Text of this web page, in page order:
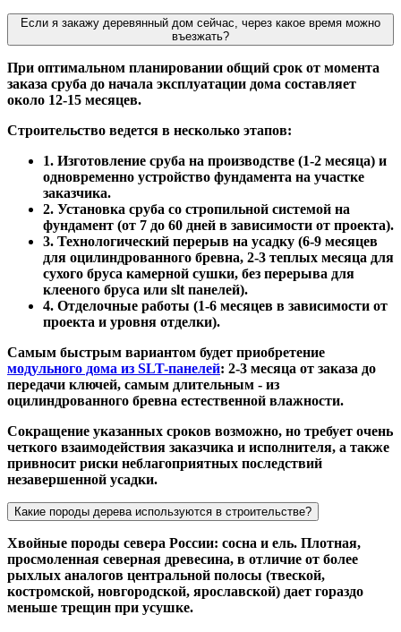
Если я закажу деревянный дом сейчас, через какое время можно
въезжать?
При оптимальном планировании общий срок от момента
заказа сруба до начала эксплуатации дома составляет
около 12-15 месяцев.
Строительство ведется в несколько этапов:
1. Изготовление сруба на производстве (1-2 месяца) и
одновременно устройство фундамента на участке
заказчика.
2. Установка сруба со стропильной системой на
фундамент (от 7 до 60 дней в зависимости от проекта).
3. Технологический перерыв на усадку (6-9 месяцев
для оцилиндрованного бревна, 2-3 теплых месяца для
сухого бруса камерной сушки, без перерыва для
клееного бруса или slt панелей).
4. Отделочные работы (1-6 месяцев в зависимости от
проекта и уровня отделки).
Самым быстрым вариантом будет приобретение
модульного дома из SLT-панелей: 2-3 месяца от заказа до
передачи ключей, самым длительным - из
оцилиндрованного бревна естественной влажности.
Сокращение указанных сроков возможно, но требует очень
четкого взаимодействия заказчика и исполнителя, а также
привносит риски неблагоприятных последствий
незавершенной усадки.
Какие породы дерева используются в строительстве?
Хвойные породы севера России: сосна и ель. Плотная,
просмоленная северная древесина, в отличие от более
рыхлых аналогов центральной полосы (твеской,
костромской, новгородской, ярославской) дает гораздо
меньше трещин при усушке.